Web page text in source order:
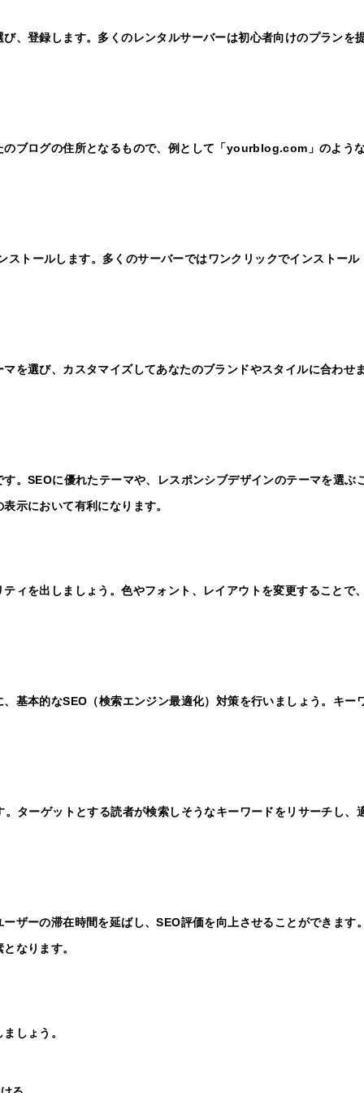
、登録します。多くのレンタルサーバーは初心者向けのプランを
のブログの住所となるもので、例として「yourblog.com」のよう
トールします。多くのサーバーではワンクリックでインストール
を選び、カスタマイズしてあなたのブランドやスタイルに合わせ
。SEOに優れたテーマや、レスポンシブデザインのテーマを選ぶ
示において有利になります。
ィを出しましょう。色やフォント、レイアウトを変更することで
基本的なSEO（検索エンジン最適化）対策を行いましょう。キー
ターゲットとする読者が検索しそうなキーワードをリサーチし、
ザーの滞在時間を延ばし、SEO評価を向上させることができます
なります。
しょう。